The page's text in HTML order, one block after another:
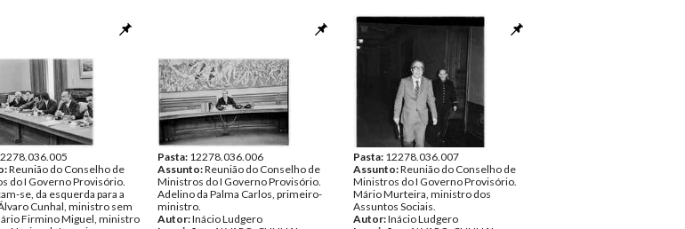
Reunião do Conselho de
do I Governo Provisório.
se, da esquerda para a
Cunhal, ministro sem
Firmino Miguel, ministro
Pasta: 12278.036.006
Assunto:Reunião do Conselho de
Ministros do I Governo Provisório.
Adelino da Palma Carlos, primeiro-
ministro.
Autor:Inácio Ludgero
Pasta: 12278.036.007
Assunto:Reunião do Conselho de
Ministros do I Governo Provisório.
Mário Murteira, ministro dos
Assuntos Sociais.
Autor:Inácio Ludgero